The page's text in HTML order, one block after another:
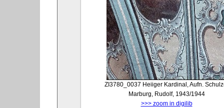
ZI3780_0037 Heiiger Kardinal, Aufn.
Marburg, Rudolf, 1943/1944
>>> zoom in digilib